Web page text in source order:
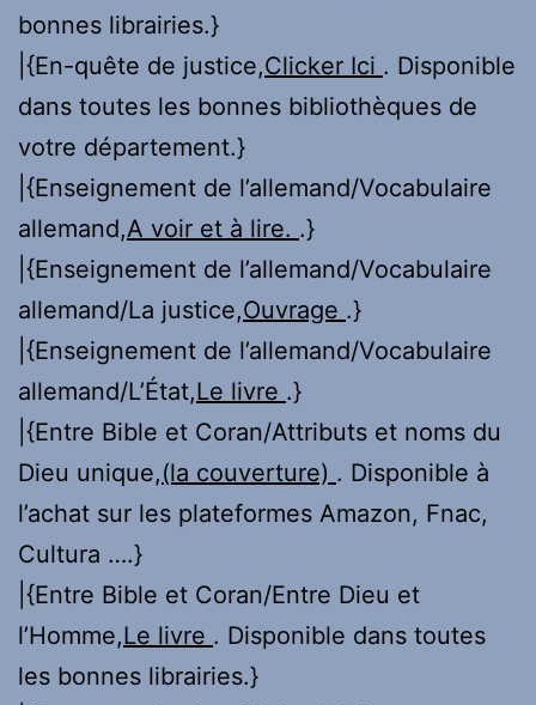
bonnes librairies.}
|{En-quête de justice,Clicker Ici . Disponible
dans toutes les bonnes bibliothèques de
votre département.}
|{Enseignement de l’allemand/Vocabulaire
allemand,A voir et à lire. .}
|{Enseignement de l’allemand/Vocabulaire
allemand/La justice,Ouvrage .}
|{Enseignement de l’allemand/Vocabulaire
allemand/L’État,Le livre .}
|{Entre Bible et Coran/Attributs et noms du
Dieu unique,(la couverture) . Disponible à
l’achat sur les plateformes Amazon, Fnac,
Cultura ….}
|{Entre Bible et Coran/Entre Dieu et
l’Homme,Le livre . Disponible dans toutes
les bonnes librairies.}